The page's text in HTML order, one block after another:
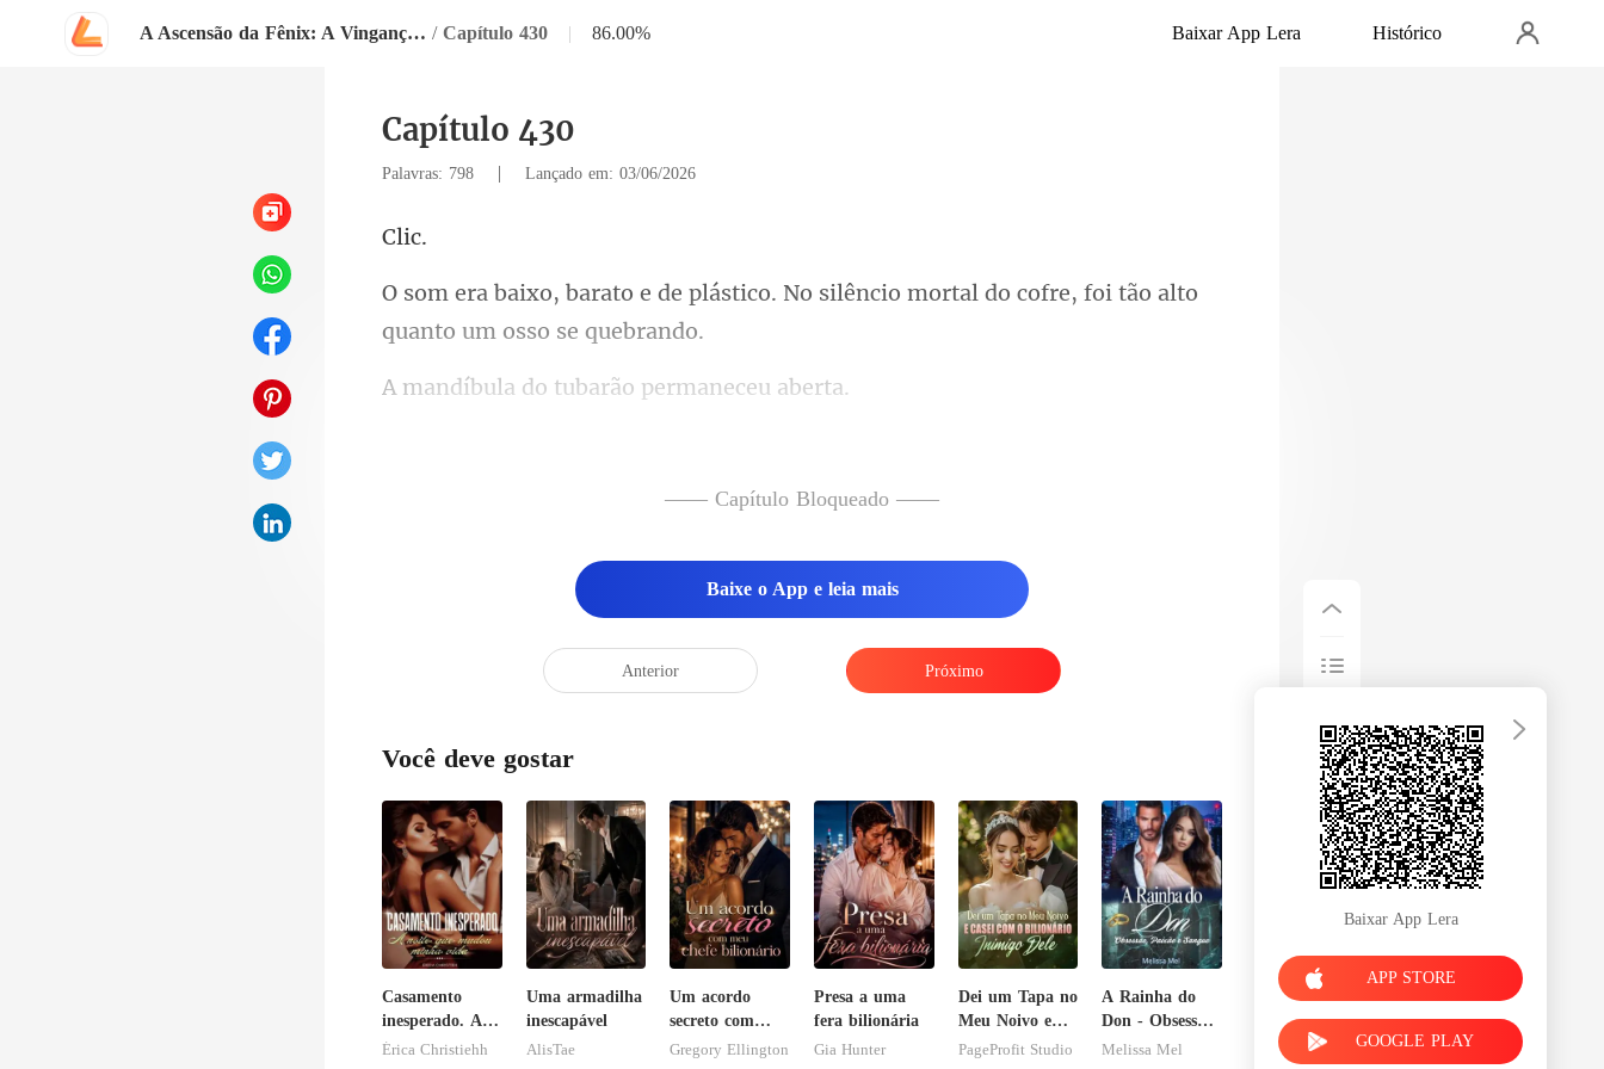
A Ascensão da Fênix: A Vingança da Herdeira Marcada / Capítulo 430 | 86.00% Baixar App Lera Histórico
Capítulo 430
Palavras: 798 | Lançado em: 03/06/2026
l
o. No silêncio mortal do cofre, foi
o tubarão per
—— Capítulo Bloqueado ——
Baixe o App e leia mais
Anterior Próximo
Você deve gostar
Casamento
inesperado. A
noite que
Érica Christiehh
Uma armadilha
inescapável
AlisTae
Um acordo
secreto com
meu chefe
Gregory Ellington
Presa a uma
fera bilionária
Gia Hunter
Dei um Tapa no
Meu Noivo e
Casei com o
PageProfit Studio
A Rainha do
Don - Obsessão,
Paixão e
Melissa Mel
Baixar App Lera
APP STORE
GOOGLE PLAY